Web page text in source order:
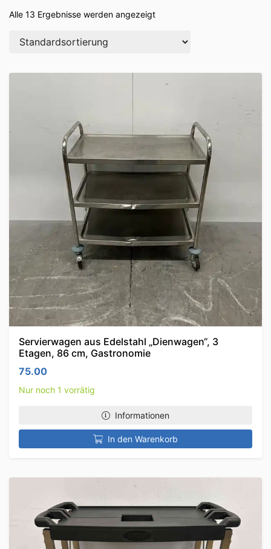
Alle 13 Ergebnisse werden angezeigt
Servierwagen aus Edelstahl „Dienwagen“, 3
Etagen, 86 cm, Gastronomie
75.00
Nur noch 1 vorrätig
Informationen
In den Warenkorb